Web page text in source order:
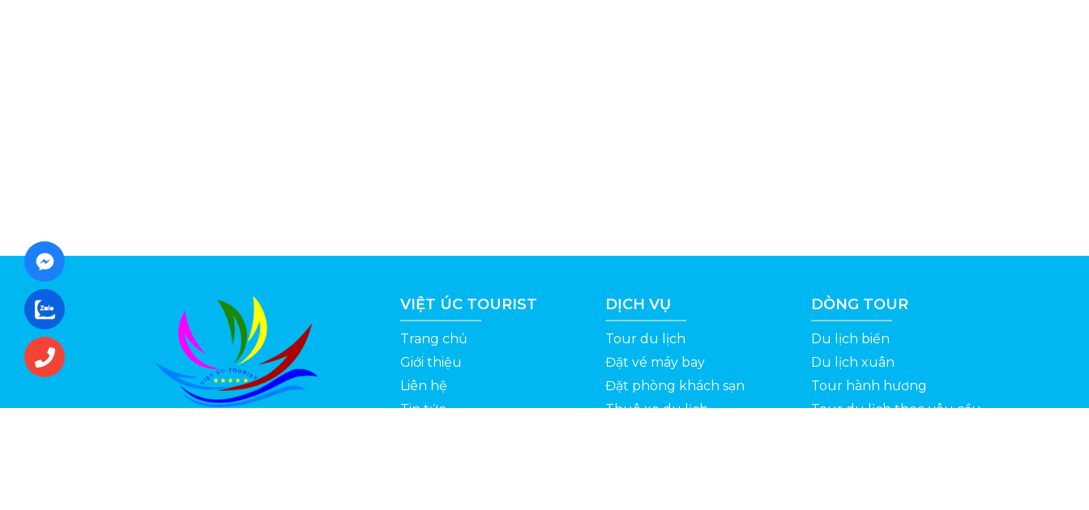
VIỆT ÚC TOURIST
Trang chủ
Giới thiệu
Liên hệ
Tin tức
DỊCH VỤ
Tour du lịch
Đặt vé máy bay
Đặt phòng khách sạn
Thuê xe du lịch
DÒNG TOUR
Du lịch biển
Du lịch xuân
Tour hành hương
Tour du lịch theo yêu cầu